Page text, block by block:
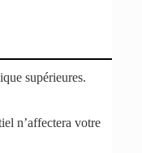
supérieures.
n’affectera votre